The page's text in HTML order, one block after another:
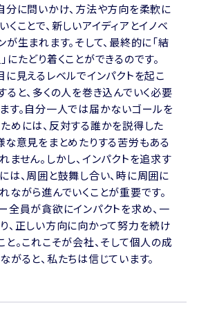
分に問いかけ、方法や方向を柔軟に
くことで、新しいアイディアとイノベ
が生まれます。そして、最終的に「結
にたどり着くことができるのです。
に見えるレベルでインパクトを起こ
ると、多くの人を巻き込んでいく必要
す。自分一人では届かないゴールを
めには、反対する誰かを説得した
な意見をまとめたりする苦労もある
ません。しかし、インパクトを追求す
は、周囲と鼓舞し合い、時に周囲に
ながら進んでいくことが重要です。
全員が貪欲にインパクトを求め、一
、正しい方向に向かって努力を続け
と。これこそが会社、そして個人の成
がると、私たちは信じています。